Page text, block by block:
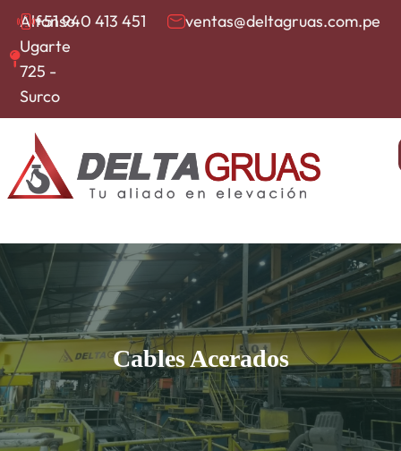
Alfonso
Ugarte
725 -
Surco
+51 940 413 451 ventas@deltagruas.com.pe
Cables Acerados